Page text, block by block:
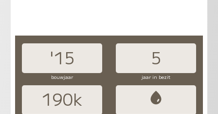
'15 5
bouwjaar jaar in bezit
190k